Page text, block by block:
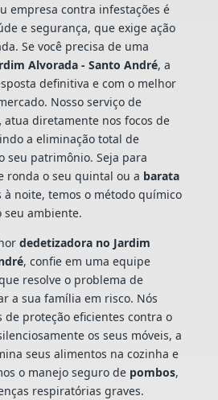
empresa contra infestações é
e segurança, que exige ação
Se você precisa de uma
Alvorada - Santo André, a
definitiva e com o melhor
Nosso serviço de
atua diretamente nos focos de
a eliminação total de
seu patrimônio. Seja para
ronda o seu quintal ou a barata
noite, temos o método químico
seu ambiente.
dedetizadora no Jardim
, confie em uma equipe
resolve o problema de
a sua família em risco. Nós
proteção eficientes contra o
os seus móveis, a
seus alimentos na cozinha e
o manejo seguro de pombos,
respiratórias graves.